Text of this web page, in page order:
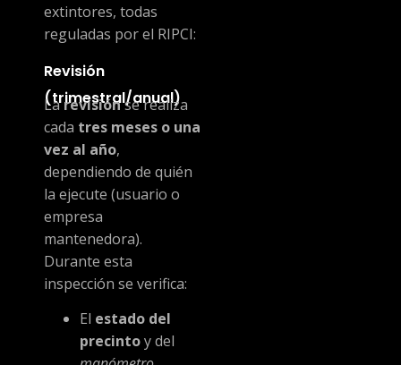
extintores, todas
reguladas por el RIPCI:
Revisión
(trimestral/anual)
Larevisiónse realiza
cada tres meses o una
vez al año,
dependiendo de quién
la ejecute (usuario o
empresa
mantenedora).
Durante esta
inspección se verifica:
El estado del
precintoy del